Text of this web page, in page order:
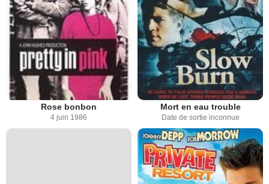
Rose bonbon
4 juin 1986
Mort en eau trouble
Date de sortie inconnue